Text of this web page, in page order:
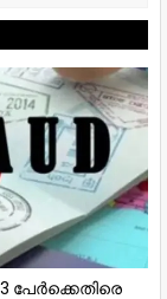
പേർക്കെതിരെ